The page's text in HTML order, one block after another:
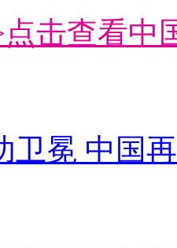
点击查看中
卫冕 中国